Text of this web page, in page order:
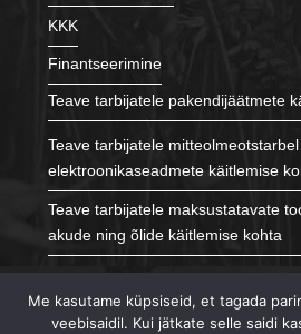
KKK
Finantseerimine
Teave tarbijatele pakendijäätmete
Teave tarbijatele
elektroonikaseadmete käitlemise
Teave tarbijatele maksustatavate
akude ning õlide käitlemise kohta
JÄLGI MEID
Me kasutame küpsiseid, et tagada
veebisaidil. Kui jätkate selle saidi